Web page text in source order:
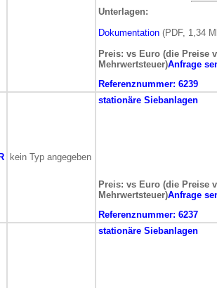
Unterlagen:
Dokumentation (PDF, 1,34
Preis: vs Euro (die Preise
Mehrwertsteuer)Anfrage
Referenznummer: 6239
kein Typ angegeben
stationäre Siebanlagen
Preis: vs Euro (die Preise
Mehrwertsteuer)Anfrage
Referenznummer: 6237
stationäre Siebanlagen